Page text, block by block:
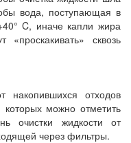
вода, поступающая в
C, иначе капли жира
сквозь
накопившихся отходов
можно отметить
очистки жидкости от
через фильтры.